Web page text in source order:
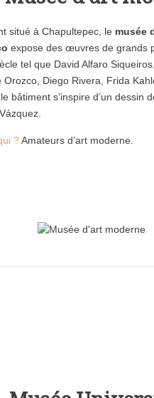
situé à Chapultepec, le musée
expose des œuvres de grands
tel que David Alfaro
Orozco, Diego Rivera, Frida
bâtiment s’inspire d’un dessin
ázquez.
?Amateurs d’art moderne.